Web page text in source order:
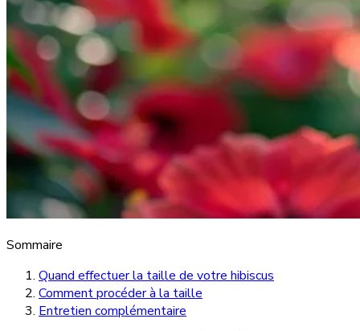
Sommaire
Quand effectuer la taille de votre hibiscus
Comment procéder à la taille
Entretien complémentaire